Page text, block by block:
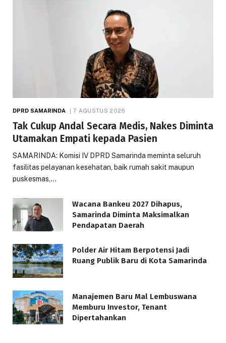
DPRD SAMARINDA 7 AGUSTUS 2026
Tak Cukup Andal Secara Medis, Nakes Diminta
Utamakan Empati kepada Pasien
SAMARINDA: Komisi IV DPRD Samarinda meminta seluruh
fasilitas pelayanan kesehatan, baik rumah sakit maupun
puskesmas,…
Wacana Bankeu 2027 Dihapus,
Samarinda Diminta Maksimalkan
Pendapatan Daerah
Polder Air Hitam Berpotensi Jadi
Ruang Publik Baru di Kota Samarinda
Manajemen Baru Mal Lembuswana
Memburu Investor, Tenant
Dipertahankan